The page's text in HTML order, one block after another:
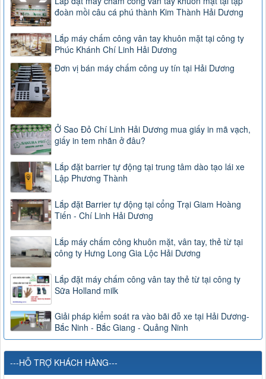
đoàn mồi câu cá phú thành Kim Thành Hải Dương
Lắp máy chấm công vân tay khuôn mặt tại công ty
Phúc Khánh Chí Linh Hải Dương
Đơn vị bán máy chấm công uy tín tại Hải Dương
Ở Sao Đỏ Chí Linh Hải Dương mua giấy in mã vạch,
giấy in tem nhãn ở đâu?
Lắp đặt barrier tự động tại trung tâm dào tạo lái xe
Lập Phương Thành
Lắp đặt Barrier tự động tại cổng Trại Giam Hoàng
Tiến - Chí Linh Hải Dương
Lắp máy chấm công khuôn mặt, vân tay, thẻ từ tại
công ty Hưng Long Gia Lộc Hải Dương
Lắp đặt máy chấm công vân tay thẻ từ tại công ty
Sữa Holland milk
Giải pháp kiểm soát ra vào bãi đỗ xe tại Hải Dương-
Bắc Ninh - Bắc Giang - Quảng Ninh
---HỖ TRỢ KHÁCH HÀNG---